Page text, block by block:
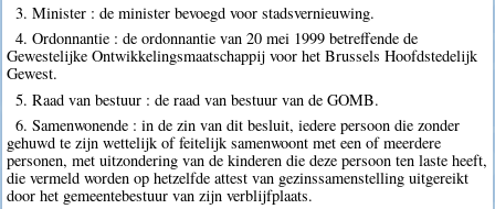
3. Minister : de minister bevoegd voor stadsvernieuwing.
4. Ordonnantie : de ordonnantie van 20 mei 1999 betreffende de
Gewestelijke Ontwikkelingsmaatschappij voor het Brussels Hoofdstedelijk
Gewest.
5. Raad van bestuur : de raad van bestuur van de GOMB.
6. Samenwonende : in de zin van dit besluit, iedere persoon die zonder
gehuwd te zijn wettelijk of feitelijk samenwoont met een of meerdere
personen, met uitzondering van de kinderen die deze persoon ten laste heeft,
die vermeld worden op hetzelfde attest van gezinssamenstelling uitgereikt
door het gemeentebestuur van zijn verblijfplaats.